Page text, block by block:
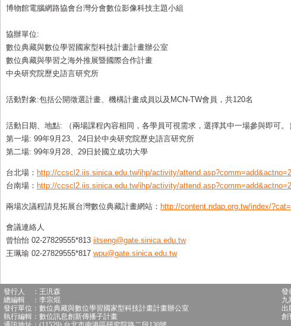
博物館電腦網路協會台灣分會數位影像科技主題小組
協辦單位:
數位典藏與數位學習國家型科技計畫計畫辦公室
數位典藏與學習之海外推展暨國際合作計畫
中央研究院歷史語言研究所
活動對象:包括公開徵選計畫、機構計畫成員以及MCN-TW會員，共120名
活動日期、地點: （兩場課程內容相同，各學員可視需求，選擇其中一場參與即可。
第一場: 99年9月23、24日於中央研究院歷史語言研究所
第二場: 99年9月28、29日於國立成功大學
台北場： http://ccscl2.iis.sinica.edu.tw/ihp/activity/
台南場： http://ccscl2.iis.sinica.edu.tw/ihp/activity/
兩場次議程請見拓展台灣數位典藏計畫網站： http://content.ndap.org.tw/index/
會議連絡人
曾怡怡 02-27829555*813 iitseng@gate.sinica.edu.tw
王珮瑜 02-27829555*817 wpu@gate.sinica.edu.tw
發行人 ：王汎森
總編輯 ：李宗焜
發行單位：數位典藏與數位學習國家型科技計畫計畫辦公室
執行編輯：數位訊息創新傳播子計畫
發
九
出
創